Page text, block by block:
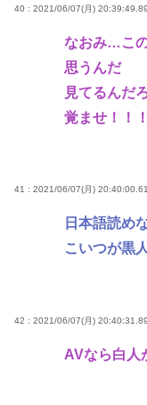
40 : 2021/06/07(月)
なおみ…こ
思うんだ
見てるんだ
覚ませ！！
41 : 2021/06/07(月)
日本語読め
こいつが黒
42 : 2021/06/07(月)
AVなら白人